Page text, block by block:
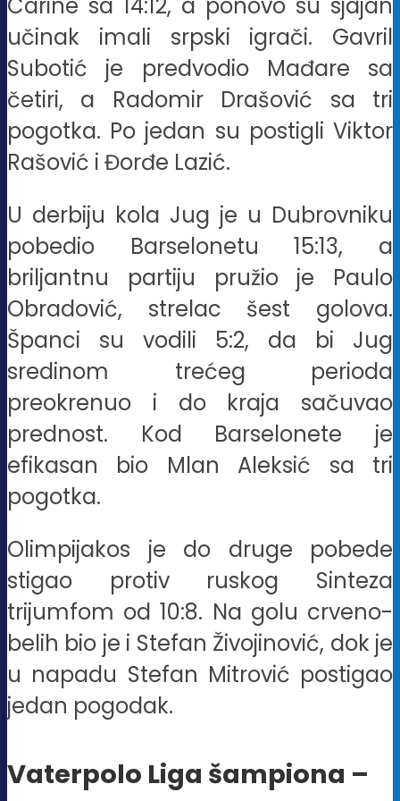
učinak imali srpski igrači. Gavril
Subotić je predvodio Mađare sa
četiri, a Radomir Drašović sa tri
pogotka. Po jedan su postigli Viktor
Rašović i Đorđe Lazić.
U derbiju kola Jug je u Dubrovniku
pobedio Barselonetu 15:13, a
briljantnu partiju pružio je Paulo
Obradović, strelac šest golova.
Španci su vodili 5:2, da bi Jug
sredinom trećeg perioda
preokrenuo i do kraja sačuvao
prednost. Kod Barselonete je
efikasan bio Mlan Aleksić sa tri
pogotka.
Olimpijakos je do druge pobede
stigao protiv ruskog Sinteza
trijumfom od 10:8. Na golu crveno-
belih bio je i Stefan Živojinović, dok je
u napadu Stefan Mitrović postigao
jedan pogodak.
Vaterpolo Liga šampiona –